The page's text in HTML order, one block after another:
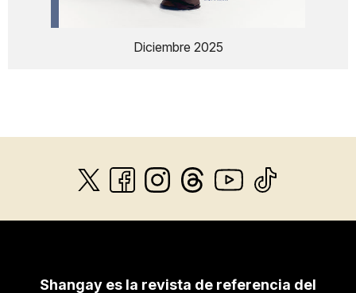
Diciembre 2025
Shangay es la revista de referencia del